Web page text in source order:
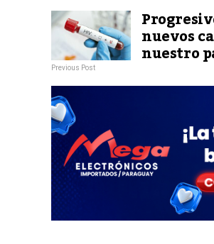
nuevos
nuestro
Previous Post